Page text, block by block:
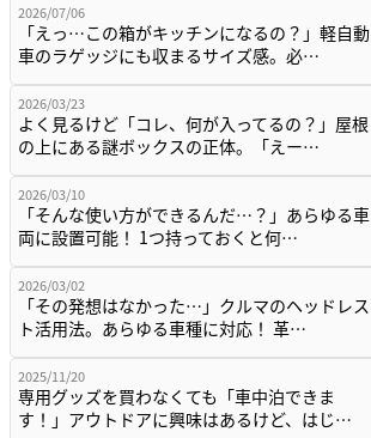
2026/07/06
「えっ…この箱がキッチンになるの？」軽自動
車のラゲッジにも収まるサイズ感。必…
2026/03/23
よく見るけど「コレ、何が入ってるの？」屋根
の上にある謎ボックスの正体。「えー…
2026/03/10
「そんな使い方ができるんだ…？」あらゆる車
両に設置可能！ 1つ持っておくと何…
2026/03/02
「その発想はなかった…」クルマのヘッドレス
ト活用法。あらゆる車種に対応！ 革…
2025/11/20
専用グッズを買わなくても「車中泊できま
す！」アウトドアに興味はあるけど、はじ…